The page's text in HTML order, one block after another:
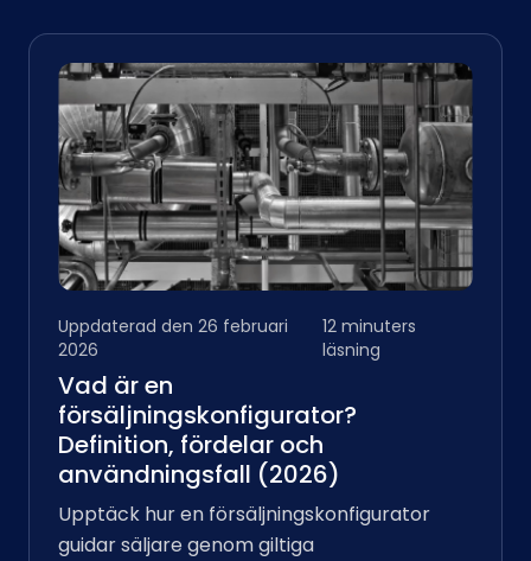
Uppdaterad den 26 februari
2026
12 minuters
läsning
Vad är en
försäljningskonfigurator?
Definition, fördelar och
användningsfall (2026)
Upptäck hur en försäljningskonfigurator
guidar säljare genom giltiga